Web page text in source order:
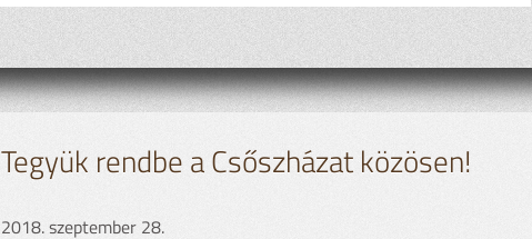
Tegyük rendbe a Csőszházat közösen!
2018. szeptember 28.